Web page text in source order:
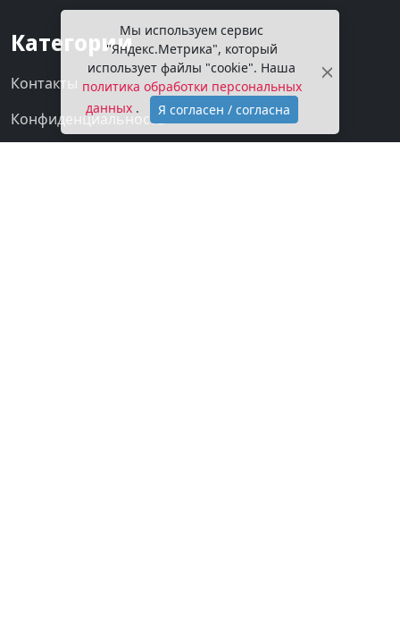
Категории
Контакты
Конфиденциальность
Мы используем сервис
"Яндекс.Метрика", который
использует файлы "cookie". Наша
политика обработки персональных
данных . Я согласен / согласна